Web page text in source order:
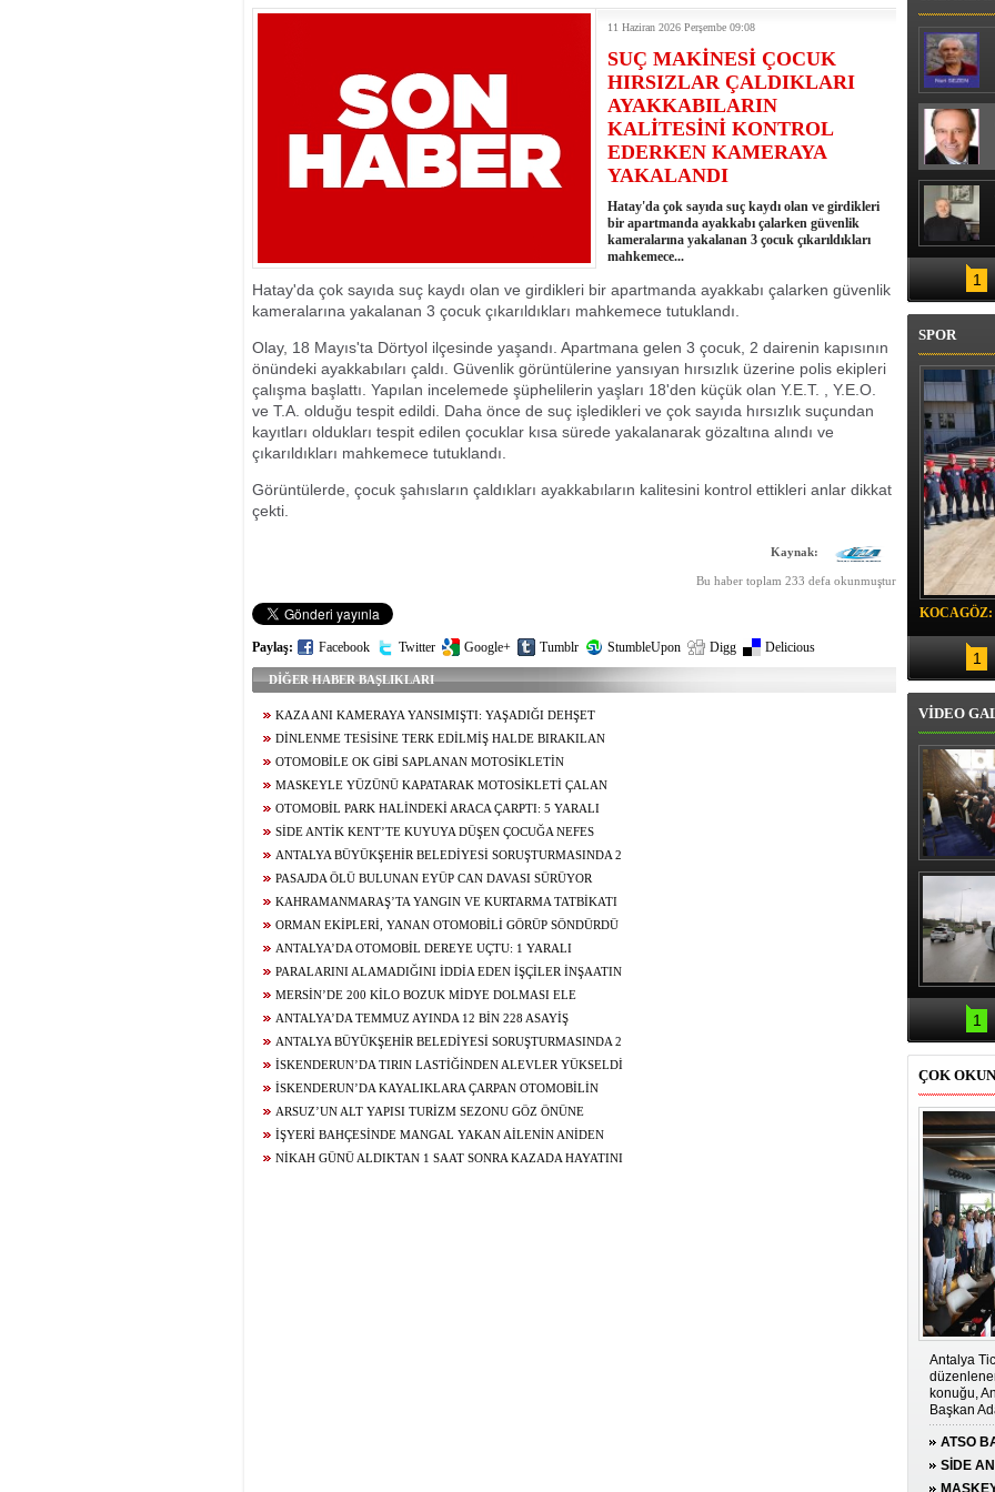
11 Haziran 2026 Perşembe 09:08
SUÇ MAKİNESİ ÇOCUK
HIRSIZLAR ÇALDIKLARI
AYAKKABILARIN
KALİTESİNİ KONTROL
EDERKEN KAMERAYA
YAKALANDI
Hatay'da çok sayıda suç kaydı olan ve girdikleri
bir apartmanda ayakkabı çalarken güvenlik
kameralarına yakalanan 3 çocuk çıkarıldıkları
mahkemece...
Hatay'da çok sayıda suç kaydı olan ve girdikleri bir apartmanda ayakkabı çalarken güvenlik
kameralarına yakalanan 3 çocuk çıkarıldıkları mahkemece tutuklandı.
Olay, 18 Mayıs'ta Dörtyol ilçesinde yaşandı. Apartmana gelen 3 çocuk, 2 dairenin kapısının
önündeki ayakkabıları çaldı. Güvenlik görüntülerine yansıyan hırsızlık üzerine polis ekipleri
çalışma başlattı. Yapılan incelemede şüphelilerin yaşları 18'den küçük olan Y.E.T. , Y.E.O.
ve T.A. olduğu tespit edildi. Daha önce de suç işledikleri ve çok sayıda hırsızlık suçundan
kayıtları oldukları tespit edilen çocuklar kısa sürede yakalanarak gözaltına alındı ve
çıkarıldıkları mahkemece tutuklandı.
Görüntülerde, çocuk şahısların çaldıkları ayakkabıların kalitesini kontrol ettikleri anlar dikkat
çekti.
Kaynak:
Bu haber toplam 233 defa okunmuştur
Paylaş: Facebook Twitter Google+ Tumblr StumbleUpon Digg Delicious
DİĞER HABER BAŞLIKLARI
KAZA ANI KAMERAYA YANSIMIŞTI: YAŞADIĞI DEHŞET
ANLARINI ANLATTI
DİNLENME TESİSİNE TERK EDİLMİŞ HALDE BIRAKILAN
OTOMOBİLDEKİ 3 ŞIRINGA ZEHİR TACİRİNİ ELE VERDİ
OTOMOBİLE OK GİBİ SAPLANAN MOTOSİKLETİN
SÜRÜCÜSÜ HAFİF TİCARİ ARACIN ALTINDA KALARAK CAN
VERDİĞİ KAZA KAMERADA
MASKEYLE YÜZÜNÜ KAPATARAK MOTOSİKLETİ ÇALAN
HIRSIZ JANDARMA EKİPLERİNDEN KAÇAMADI
OTOMOBİL PARK HALİNDEKİ ARACA ÇARPTI: 5 YARALI
SİDE ANTİK KENT’TE KUYUYA DÜŞEN ÇOCUĞA NEFES
KESEN KURTARMA OPERASYONU
ANTALYA BÜYÜKŞEHİR BELEDİYESİ SORUŞTURMASINDA 2
ŞÜPHELİ SERBEST BIRAKILDI
PASAJDA ÖLÜ BULUNAN EYÜP CAN DAVASI SÜRÜYOR
KAHRAMANMARAŞ’TA YANGIN VE KURTARMA TATBİKATI
ORMAN EKİPLERİ, YANAN OTOMOBİLİ GÖRÜP SÖNDÜRDÜ
ANTALYA’DA OTOMOBİL DEREYE UÇTU: 1 YARALI
PARALARINI ALAMADIĞINI İDDİA EDEN İŞÇİLER İNŞAATIN
ÇATISINA ÇIKTI
MERSİN’DE 200 KİLO BOZUK MİDYE DOLMASI ELE
GEÇİRİLDİ
ANTALYA’DA TEMMUZ AYINDA 12 BİN 228 ASAYİŞ
OLAYININ YÜZDE 99,9’U AYDINLATILDI
ANTALYA BÜYÜKŞEHİR BELEDİYESİ SORUŞTURMASINDA 2
ŞÜPHELİ YENİDEN ADLİYEDE
İSKENDERUN’DA TIRIN LASTİĞİNDEN ALEVLER YÜKSELDİ
İSKENDERUN’DA KAYALIKLARA ÇARPAN OTOMOBİLİN
SÜRÜCÜSÜ YARALANDI
ARSUZ’UN ALT YAPISI TURİZM SEZONU GÖZ ÖNÜNE
ALINARAK GÜÇLENDİRİLİYOR
İŞYERİ BAHÇESİNDE MANGAL YAKAN AİLENİN ANİDEN
YOLA FIRLAYAN 2 YAŞINDAKİ ÇOCUĞU ÖLÜMDEN DÖNDÜ
NİKAH GÜNÜ ALDIKTAN 1 SAAT SONRA KAZADA HAYATINI
1
SPOR
1
VİDEO
Erbaş,
Veli
teravih
1
ÇOK
Antalya
konuğu,
Başkan
ATSO
SİDE